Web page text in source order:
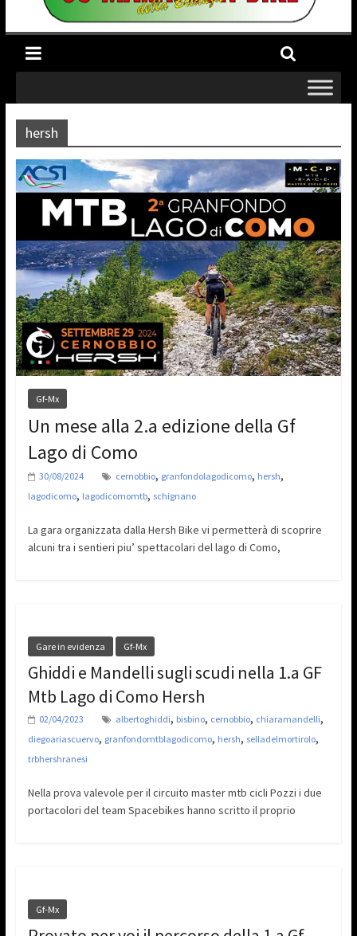
hersh
Gf-Mx
Un mese alla 2.a edizione della Gf
Lago di Como
30/08/2024 cernobbio, granfondolagodicomo, hersh,
lagodicomo, lagodicomomtb, schignano
La gara organizzata dalla Hersh Bike vi permetterà di scoprire
alcuni tra i sentieri piu’ spettacolari del lago di Como,
Gare in evidenza Gf-Mx
Ghiddi e Mandelli sugli scudi nella 1.a GF
Mtb Lago di Como Hersh
02/04/2023 albertoghiddi, bisbino, cernobbio, chiaramandelli,
diegoariascuervo, granfondomtblagodicomo, hersh, selladelmortirolo,
trbhershranesi
Nella prova valevole per il circuito master mtb cicli Pozzi i due
portacolori del team Spacebikes hanno scritto il proprio
Gf-Mx